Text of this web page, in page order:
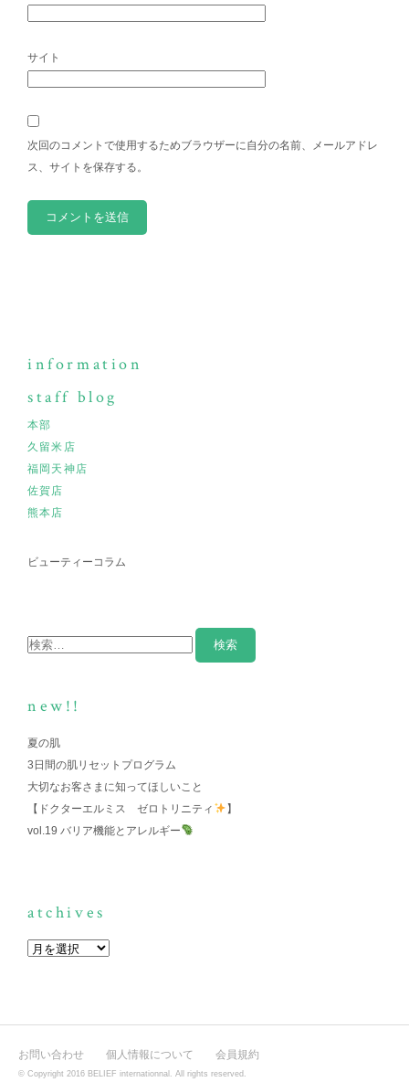
サイト
次回のコメントで使用するためブラウザーに自分の名前、メールアドレ
ス、サイトを保存する。
information
staff blog
本部
久留米店
福岡天神店
佐賀店
熊本店
ビューティーコラム
new!!
夏の肌
3日間の肌リセットプログラム
大切なお客さまに知ってほしいこと
【ドクターエルミス ゼロトリニティ
】
vol.19 バリア機能とアレルギー
atchives
お問い合わせ 個人情報について 会員規約
© Copyright 2016 BELIEF internationnal. All rights reserved.